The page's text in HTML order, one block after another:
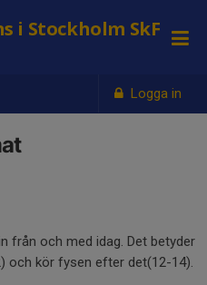
Logga in
i Stockholm SkF
från och med idag. Det betyder
och kör fysen efter det(12-14).